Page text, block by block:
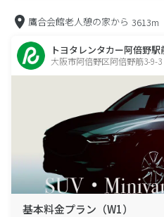
鷹合会館老人憩の家から 3613m
トヨタレンタカー阿倍野駅
大阪市阿倍野区阿倍野筋3-9-3
基本料金プラン（W1）